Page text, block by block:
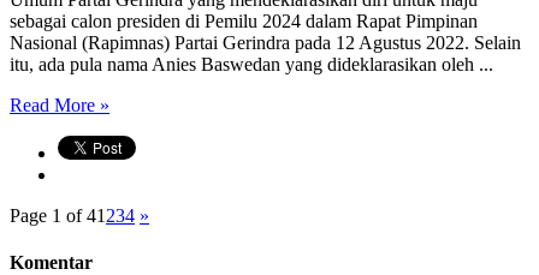
sebagai calon presiden di Pemilu 2024 dalam Rapat Pimpinan
Nasional (Rapimnas) Partai Gerindra pada 12 Agustus 2022. Selain
itu, ada pula nama Anies Baswedan yang dideklarasikan oleh ...
Read More »
Page 1 of 41 234 »
Komentar